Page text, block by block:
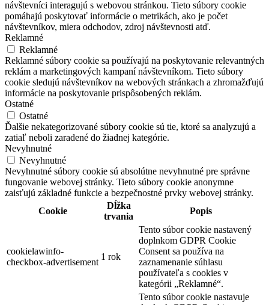
Viac informácií o ochrane osobných údajov sadočítate tu
Funkčné
Funkčné
Funkčné súbory cookie pomáhajú vykonávať určité funkcie, ako je
zdieľanie obsahu webovej stránky na platformách sociálnych médií,
zhromažďovanie spätnej väzby a ďalšie funkcie tretích strán.
Výkonnostné
Výkonnostné
Výkonnostné súbory cookie sa používajú na pochopenie a analýzu
kľúčových indexov výkonnosti webovej stránky, čo pomáha pri
poskytovaní lepšej používateľskej skúsenosti pre návštevníkov.
Analytické
Analytické
Analytické cookies sa používajú na pochopenie toho, ako
návštevníci interagujú s webovou stránkou. Tieto súbory cookie
pomáhajú poskytovať informácie o metrikách, ako je počet
návštevníkov, miera odchodov, zdroj návštevnosti atď.
Reklamné
Reklamné
Reklamné súbory cookie sa používajú na poskytovanie relevantných
reklám a marketingových kampaní návštevníkom. Tieto súbory
cookie sledujú návštevníkov na webových stránkach a zhromažďujú
informácie na poskytovanie prispôsobených reklám.
Ostatné
Ďalšie nekategorizované súbory cookie sú tie, ktoré sa analyzujú a
zatiaľ neboli zaradené do žiadnej kategórie.